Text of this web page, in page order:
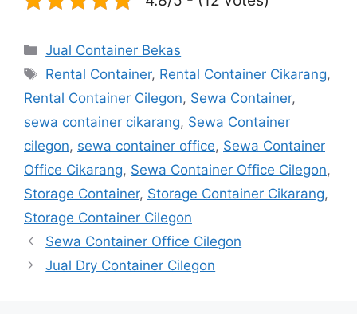
Categories
Jual Container Bekas
Tags
Rental Container, Rental Container Cikarang,
Rental Container Cilegon, Sewa Container,
sewa container cikarang, Sewa Container
cilegon, sewa container office, Sewa Container
Office Cikarang, Sewa Container Office Cilegon,
Storage Container, Storage Container Cikarang,
Storage Container Cilegon
Sewa Container Office Cilegon
Jual Dry Container Cilegon